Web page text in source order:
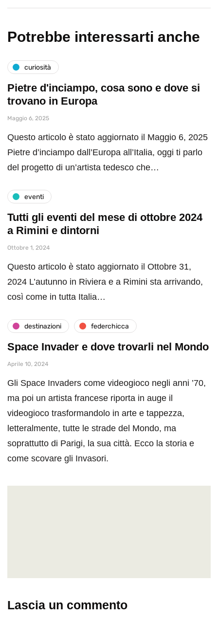
Potrebbe interessarti anche
curiosità
Pietre d'inciampo, cosa sono e dove si
trovano in Europa
Maggio 6, 2025
Questo articolo è stato aggiornato il Maggio 6, 2025
Pietre d’inciampo dall’Europa all’Italia, oggi ti parlo
del progetto di un’artista tedesco che…
eventi
Tutti gli eventi del mese di ottobre 2024
a Rimini e dintorni
Ottobre 1, 2024
Questo articolo è stato aggiornato il Ottobre 31,
2024 L’autunno in Riviera e a Rimini sta arrivando,
così come in tutta Italia…
destinazioni federchicca
Space Invader e dove trovarli nel Mondo
Aprile 10, 2024
Gli Space Invaders come videogioco negli anni ’70,
ma poi un artista francese riporta in auge il
videogioco trasformandolo in arte e tappezza,
letteralmente, tutte le strade del Mondo, ma
soprattutto di Parigi, la sua città. Ecco la storia e
come scovare gli Invasori.
Lascia un commento